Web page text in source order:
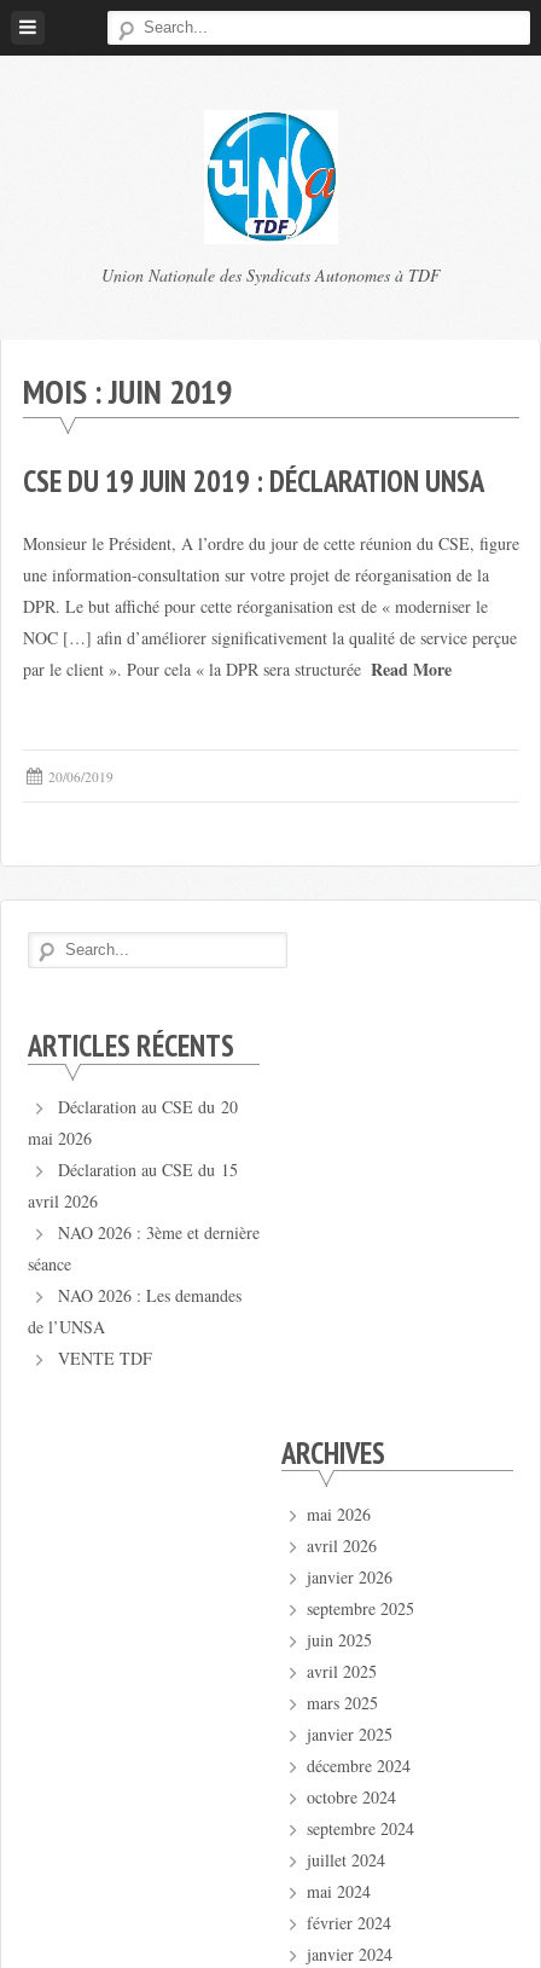
Skip
TDF
Union Nationale des Syndicats Autonomes à TDF
MOIS :JUIN 2019
CSE DU 19 JUIN 2019 : DÉCLARATION UNSA
Monsieur le Président, A l’ordre du jour de cette réunion du CSE, figure
une information-consultation sur votre projet de réorganisation de la
DPR. Le but affiché pour cette réorganisation est de « moderniser le
NOC […] afin d’améliorer significativement la qualité de service perçue
par le client ». Pour cela « la DPR sera structurée Read More
20/06/2019
ARTICLES RÉCENTS
Déclaration au CSE du 20
mai 2026
Déclaration au CSE du 15
avril 2026
NAO 2026 : 3ème et dernière
séance
NAO 2026 : Les demandes
de l’UNSA
VENTE TDF
ARCHIVES
mai 2026
avril 2026
janvier 2026
septembre 2025
juin 2025
avril 2025
mars 2025
janvier 2025
décembre 2024
octobre 2024
septembre 2024
juillet 2024
mai 2024
février 2024
janvier 2024